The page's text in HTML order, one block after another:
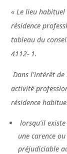
« Le lieu habituel
résidence
tableau du
4112- 1.
Dans l’intérêt
activité
résidence
lorsqu’il
une carence
préjudiciable